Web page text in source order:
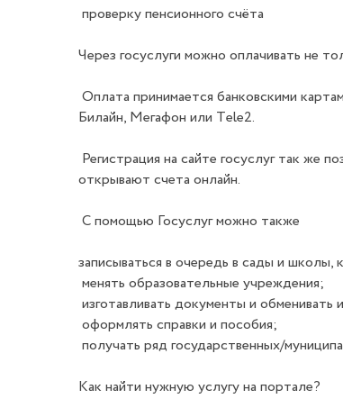
проверку пенсионного счёта
Через госуслуги можно оплачивать не
Оплата принимается банковскими
Билайн, Мегафон или Тele2.
Регистрация на сайте госуслуг так же
открывают счета онлайн.
С помощью Госуслуг можно также
записываться в очередь в сады и школы,
менять образовательные учреждения;
изготавливать документы и обменивать
оформлять справки и пособия;
получать ряд государственных/
Как найти нужную услугу на портале?